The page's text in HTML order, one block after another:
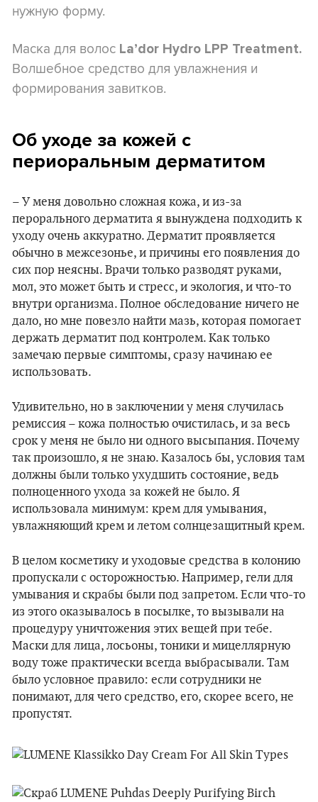
нужную форму.
Маска для волос La’dor Hydro LPP Treatment.
Волшебное средство для увлажнения и
формирования завитков.
Об уходе за кожей с
периоральным дерматитом
– У меня довольно сложная кожа, и из-за
перорального дерматита я вынуждена подходить к
уходу очень аккуратно. Дерматит проявляется
обычно в межсезонье, и причины его появления до
сих пор неясны. Врачи только разводят руками,
мол, это может быть и стресс, и экология, и что-то
внутри организма. Полное обследование ничего не
дало, но мне повезло найти мазь, которая помогает
держать дерматит под контролем. Как только
замечаю первые симптомы, сразу начинаю ее
использовать.
Удивительно, но в заключении у меня случилась
ремиссия – кожа полностью очистилась, и за весь
срок у меня не было ни одного высыпания. Почему
так произошло, я не знаю. Казалось бы, условия там
должны были только ухудшить состояние, ведь
полноценного ухода за кожей не было. Я
использовала минимум: крем для умывания,
увлажняющий крем и летом солнцезащитный крем.
В целом косметику и уходовые средства в колонию
пропускали с осторожностью. Например, гели для
умывания и скрабы были под запретом. Если что-то
из этого оказывалось в посылке, то вызывали на
процедуру уничтожения этих вещей при тебе.
Маски для лица, лосьоны, тоники и мицеллярную
воду тоже практически всегда выбрасывали. Там
было условное правило: если сотрудники не
понимают, для чего средство, его, скорее всего, не
пропустят.